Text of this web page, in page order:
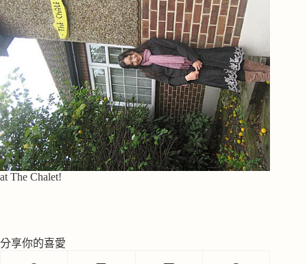
at The Chalet!
分享你的喜愛